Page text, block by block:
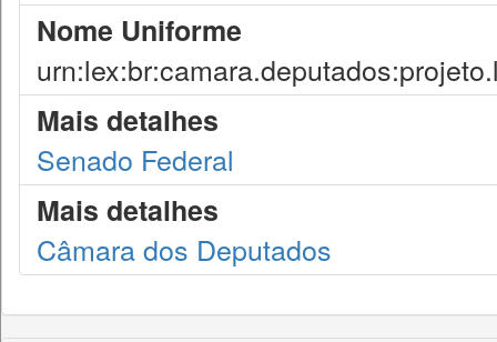
Nome Uniforme
Mais detalhes
Senado Federal
Mais detalhes
Câmara dos Deputados